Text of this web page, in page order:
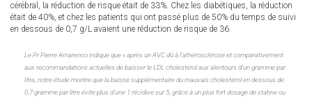
cérébral, la réduction de risque était de 33%. Chez les diabétiques, la réduction
était de 40%, et chez les patients qui ont passé plus de 50% du temps de suivi
en dessous de 0,7 g/L avaient une réduction de risque de 36.
Le Pr Pierre Amarenco indique que « après un AVC dû à l’athérosclérose et comparativement
aux recommandations actuelles de baisser le LDL cholestérol aux alentours d’un gramme par
litre, notre étude montre que la baisse supplémentaire du mauvais cholestérol en dessous de
0,7 gramme par litre évite plus d’une 1 récidive sur 5, grâce à un plus fort dosage de statine ou